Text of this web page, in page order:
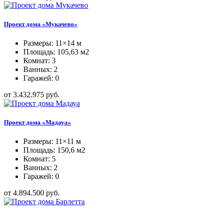
Проект дома «Мукачево»
Размеры: 11×14 м
Площадь: 105,63 м2
Комнат: 3
Ванных: 2
Гаражей: 0
от 3.432.975 руб.
Проект дома «Мадауа»
Размеры: 11×11 м
Площадь: 150,6 м2
Комнат: 5
Ванных: 2
Гаражей: 0
от 4.894.500 руб.